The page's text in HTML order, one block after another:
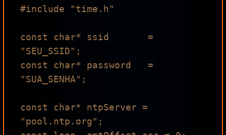
#include "time.h"
const char* ssid       =
"SEU_SSID";
const char* password   =
"SUA_SENHA";
const char* ntpServer =
"pool.ntp.org";